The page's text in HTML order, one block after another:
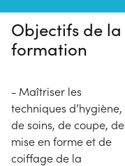
Objectifs de la
formation
- Maîtriser les
techniques d’hygiène,
de soins, de coupe, de
mise en forme et de
coiffage de la